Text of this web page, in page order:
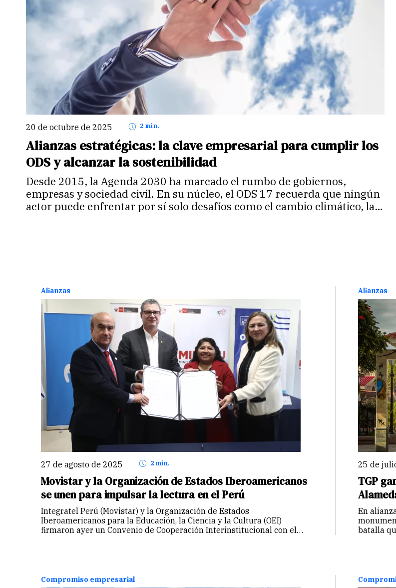
20 de octubre de 2025 2 min.
Alianzas estratégicas: la clave empresarial para cumplir los
ODS y alcanzar la sostenibilidad
Desde 2015, la Agenda 2030 ha marcado el rumbo de gobiernos,
empresas y sociedad civil. En su núcleo, el ODS 17 recuerda que ningún
actor puede enfrentar por sí solo desafíos como el cambio climático, la
Alianzas
27 de agosto de 2025 2 min.
Movistar y la Organización de Estados Iberoamericanos
se unen para impulsar la lectura en el Perú
Integratel Perú (Movistar) y la Organización de Estados
Iberoamericanos para la Educación, la Ciencia y la Cultura (OEI)
firmaron ayer un Convenio de Cooperación Interinstitucional con el
Alianzas
25 de
TGP
En
batalla
Compromiso empresarial